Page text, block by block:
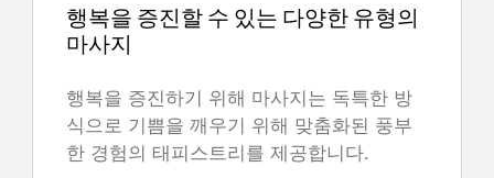
행복을 증진할 수 있는 다양한 유형의
마사지
행복을 증진하기 위해 마사지는 독특한 방
식으로 기쁨을 깨우기 위해 맞춤화된 풍부
한 경험의 태피스트리를 제공합니다.